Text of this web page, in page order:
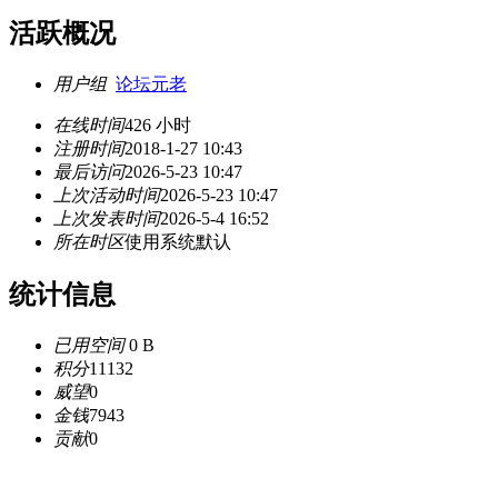
活跃概况
用户组 论坛元老
在线时间426 小时
注册时间2018-1-27 10:43
最后访问2026-5-23 10:47
上次活动时间2026-5-23 10:47
上次发表时间2026-5-4 16:52
所在时区使用系统默认
统计信息
已用空间0 B
积分11132
威望0
金钱7943
贡献0